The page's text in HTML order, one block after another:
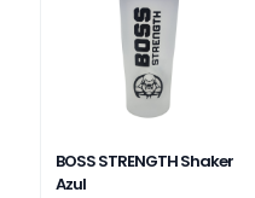
BOSS STRENGTH Shaker
Azul